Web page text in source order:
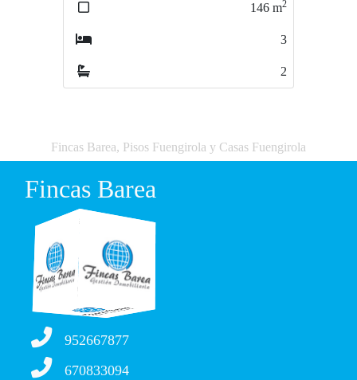
48m
Fincas Barea, Pisos Fuengirola y Casas Fuengirola
Fincas Barea
952667877
670833094